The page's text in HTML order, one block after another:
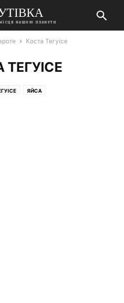
нашою планети
Коста Тегуісе
ТЕГУІСЕ
ЯЙСА